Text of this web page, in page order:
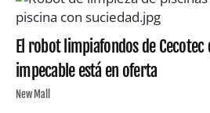
El robot limpiafondos de Cecotec
impecable está en oferta
New Mall